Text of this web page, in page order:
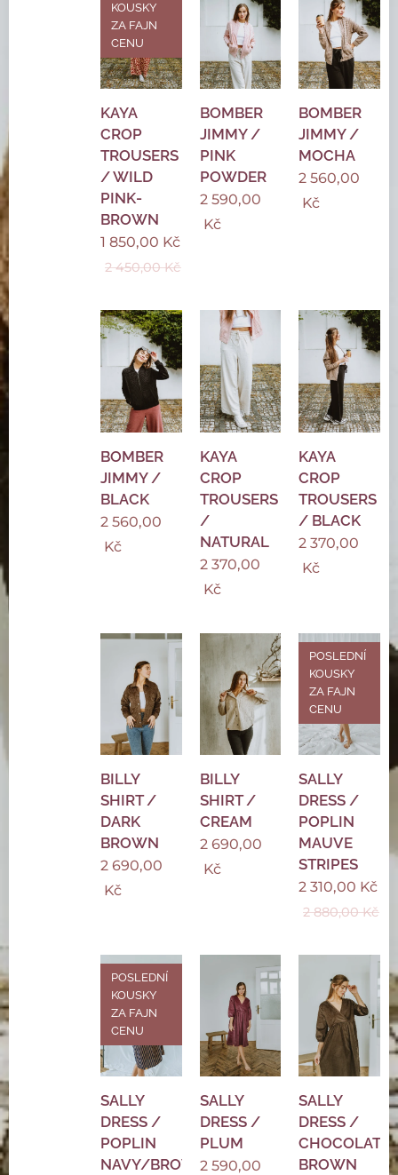
KAYA
CROP
TROUSERS
/ WILD
PINK-
BROWN
KOUSKY
ZA FAJN
CENU
1 850,00 Kč
2 450,00Kč
BOMBER
JIMMY /
PINK
POWDER
2 590,00
Kč
BOMBER
JIMMY /
MOCHA
2 560,00
Kč
BOMBER
JIMMY /
BLACK
2 560,00
Kč
KAYA
CROP
TROUSERS
/
NATURAL
2 370,00
Kč
KAYA
CROP
TROUSERS
/ BLACK
2 370,00
Kč
BILLY
SHIRT /
DARK
BROWN
2 690,00
Kč
BILLY
SHIRT /
CREAM
2 690,00
Kč
SALLY
DRESS /
POPLIN
MAUVE
STRIPES
POSLEDNÍ
KOUSKY
ZA FAJN
CENU
2 310,00 Kč
2 880,00Kč
SALLY
DRESS /
POPLIN
NAVY/BROWN
POSLEDNÍ
KOUSKY
ZA FAJN
CENU
SALLY
DRESS /
PLUM
2 590,00
SALLY
DRESS /
CHOCOLATE
BROWN